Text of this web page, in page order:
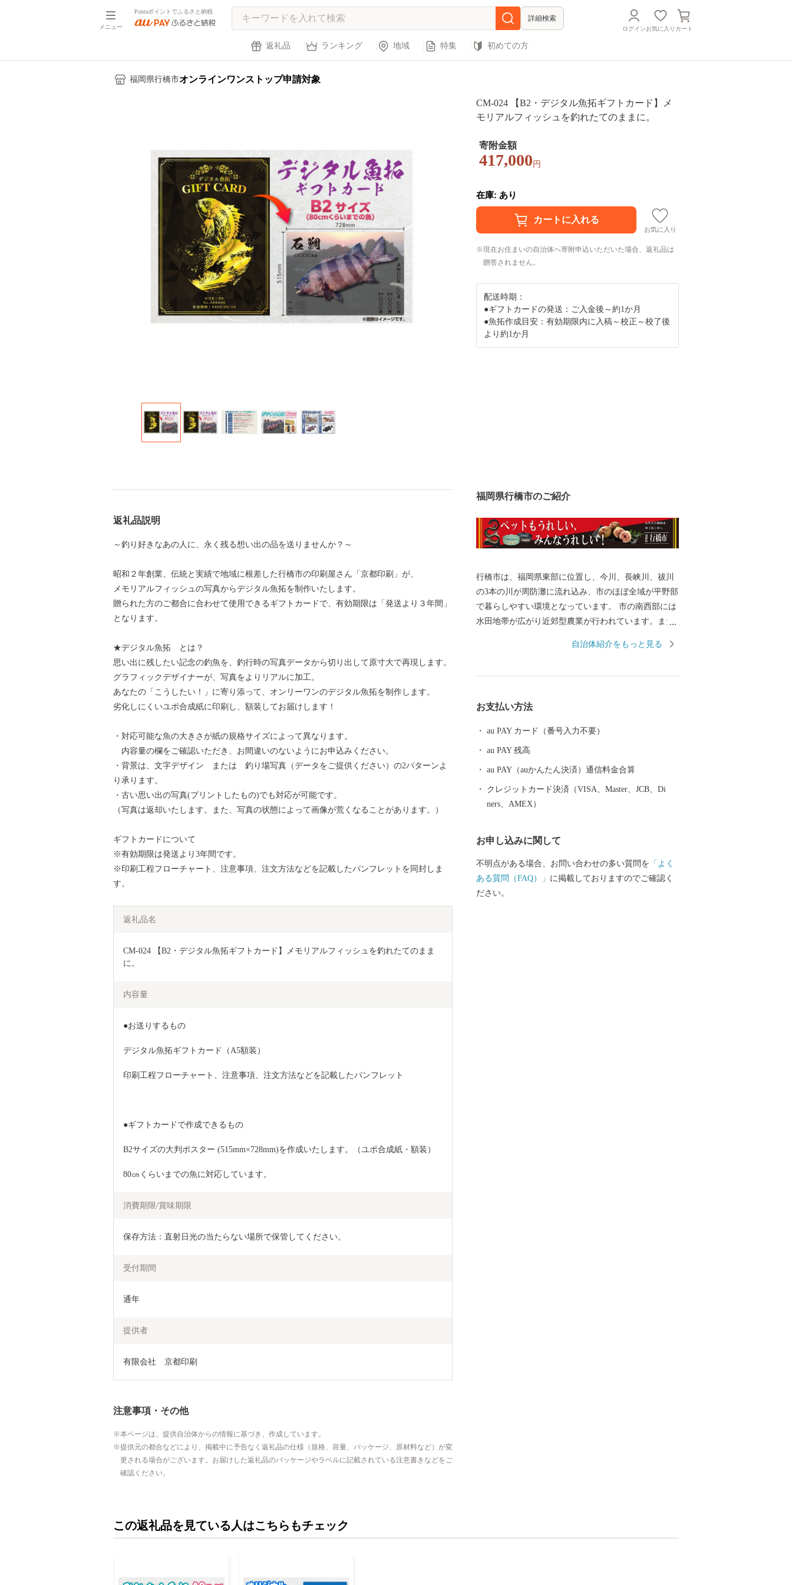
メニュー
Pontaポイントでふるさと納税
詳細検索
ログインお気に入り カート
返礼品 ランキング 地域 特集 初めての方
福岡県行橋市オンラインワンストップ申請対象
CM-024 【B2・デジタル魚拓ギフトカード】メ
モリアルフィッシュを釣れたてのままに。
寄附金額
417,000 円
在庫: あり
お気に入り
現在お住まいの自治体へ寄附申込いただいた場合、返礼品は
贈答されません。
配送時期：
●ギフトカードの発送：ご入金後～約1か月
●魚拓作成目安：有効期限内に入稿～校正～校了後
より約1か月
返礼品説明
～釣り好きなあの人に、永く残る想い出の品を送りませんか？～
昭和２年創業、伝統と実績で地域に根差した行橋市の印刷屋さん「京都印刷」が、
メモリアルフィッシュの写真からデジタル魚拓を制作いたします。
贈られた方のご都合に合わせて使用できるギフトカードで、有効期限は「発送より３年間」
となります。
★デジタル魚拓 とは？
思い出に残したい記念の釣魚を、釣行時の写真データから切り出して原寸大で再現します。
グラフィックデザイナーが、写真をよりリアルに加工。
あなたの「こうしたい！」に寄り添って、オンリーワンのデジタル魚拓を制作します。
劣化しにくいユポ合成紙に印刷し、額装してお届けします！
・対応可能な魚の大きさが紙の規格サイズによって異なります。
内容量の欄をご確認いただき、お間違いのないようにお申込みください。
・背景は、文字デザイン または 釣り場写真（データをご提供ください）の2パターンよ
り承ります。
・古い思い出の写真(プリントしたもの)でも対応が可能です。
（写真は返却いたします。また、写真の状態によって画像が荒くなることがあります。）
ギフトカードについて
※有効期限は発送より3年間です。
※印刷工程フローチャート、注意事項、注文方法などを記載したパンフレットを同封しま
す。
返礼品名
CM-024 【B2・デジタル魚拓ギフトカード】メモリアルフィッシュを釣れたてのまま
に。
内容量
●お送りするもの
デジタル魚拓ギフトカード（A5額装）
印刷工程フローチャート、注意事項、注文方法などを記載したパンフレット
●ギフトカードで作成できるもの
B2サイズの大判ポスター (515mm×728mm)を作成いたします。（ユポ合成紙・額装）
80㎝くらいまでの魚に対応しています。
消費期限/賞味期限
保存方法：直射日光の当たらない場所で保管してください。
受付期間
通年
提供者
有限会社　京都印刷
注意事項・その他
本ページは、提供自治体からの情報に基づき、作成しています。
提供元の都合などにより、掲載中に予告なく返礼品の仕様（規格、容量、パッケージ、原材料など）が変
更される場合がございます。お届けした返礼品のパッケージやラベルに記載されている注意書きなどをご
確認ください。
福岡県行橋市のご紹介
行橋市は、福岡県東部に位置し、今川、長峡川、祓川
の3本の川が周防灘に流れ込み、市のほぼ全域が平野部
で暮らしやすい環境となっています。 市の南西部には
水田地帯が広がり近郊型農業が行われています。また
では、市内を通る東九州自動車道、国道201号バイパス
ー） 0120 - 1984 - 50 ふるさと納税専用メールア
自治体紹介をもっと見る
お支払い方法
au PAY カード（番号入力不要）
au PAY 残高
au PAY（auかんたん決済）通信料金合算
クレジットカード決済（VISA、Master、JCB、Di
ners、AMEX）
お申し込みに関して
不明点がある場合、お問い合わせの多い質問を 「よく
ある質問（FAQ）」 に掲載しておりますのでご確認く
ださい。
この返礼品を見ている人はこちらもチェック